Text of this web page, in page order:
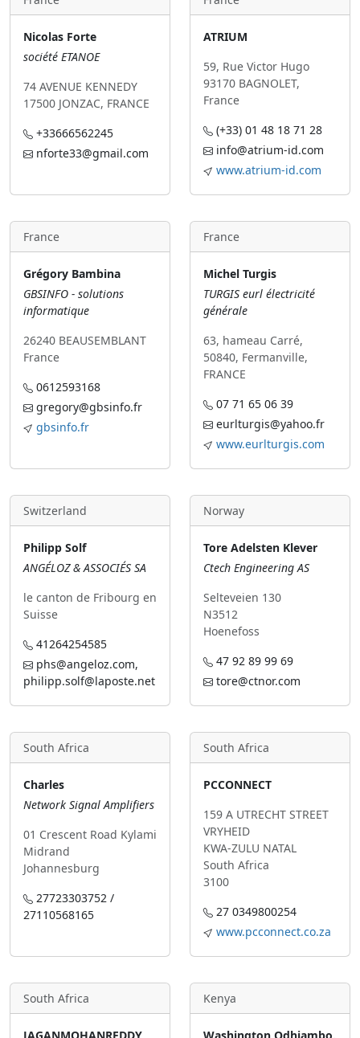
Nicolas Forte
société ETANOE
74 AVENUE KENNEDY
17500 JONZAC, FRANCE
+33666562245
nforte33@gmail.com
ATRIUM
59, Rue Victor Hugo
93170 BAGNOLET,
France
(+33) 01 48 18 71 28
info@atrium-id.com
www.atrium-id.com
France
Grégory Bambina
GBSINFO - solutions
informatique
26240 BEAUSEMBLANT
France
0612593168
gregory@gbsinfo.fr
gbsinfo.fr
France
Michel Turgis
TURGIS eurl électricité
générale
63, hameau Carré,
50840, Fermanville,
FRANCE
07 71 65 06 39
eurlturgis@yahoo.fr
www.eurlturgis.com
Switzerland
Philipp Solf
ANGÉLOZ & ASSOCIÉS SA
le canton de Fribourg en
Suisse
41264254585
phs@angeloz.com,
philipp.solf@laposte.net
Norway
Tore Adelsten Klever
Ctech Engineering AS
Selteveien 130
N3512
Hoenefoss
47 92 89 99 69
tore@ctnor.com
South Africa
Charles
Network Signal Amplifiers
01 Crescent Road Kylami
Midrand
Johannesburg
27723303752 /
27110568165
South Africa
PCCONNECT
159 A UTRECHT STREET
VRYHEID
KWA-ZULU NATAL
South Africa
3100
27 0349800254
www.pcconnect.co.za
South Africa Kenya